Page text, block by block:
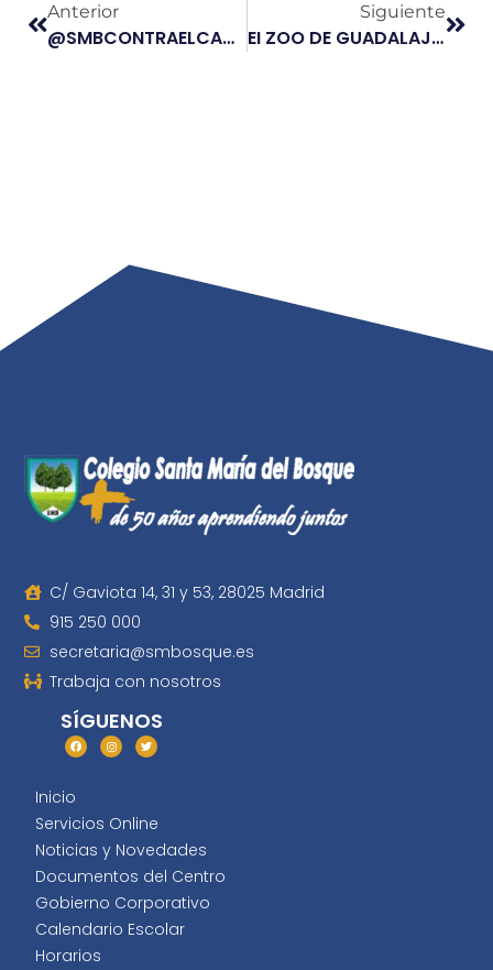
Anterior
@SMBCONTRAELCANCER
Siguiente
EI ZOO DE GUADALAJARA
C/ Gaviota 14, 31 y 53, 28025 Madrid
915 250 000
secretaria@smbosque.es
Trabaja con nosotros
Inicio
Servicios Online
Noticias y Novedades
Documentos del Centro
Gobierno Corporativo
Calendario Escolar
Horarios
SÍGUENOS